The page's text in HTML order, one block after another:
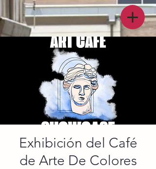
Exhibición del Café
de Arte De Colores